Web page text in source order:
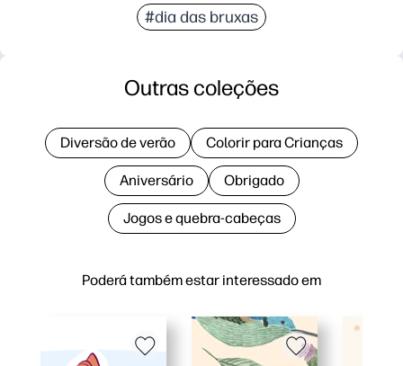
#dia das bruxas
Poderá também estar interessado em
Outras coleções
Diversão de verão Colorir para Crianças
Aniversário Obrigado
Jogos e quebra-cabeças